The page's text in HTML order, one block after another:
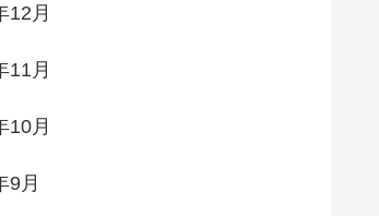
12月
11月
10月
9月